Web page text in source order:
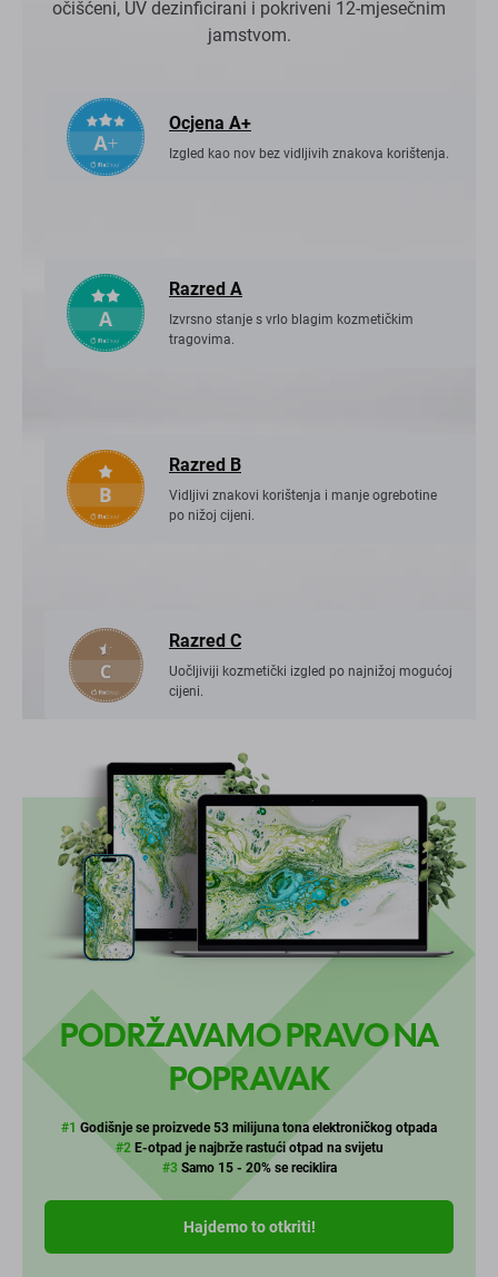
očišćeni, UV dezinficirani i pokriveni 12-mjesečnim
jamstvom.
Ocjena A+
Izgled kao nov bez vidljivih znakova korištenja.
Razred A
Izvrsno stanje s vrlo blagim kozmetičkim
tragovima.
Razred B
Vidljivi znakovi korištenja i manje ogrebotine
po nižoj cijeni.
Razred C
Uočljiviji kozmetički izgled po najnižoj mogućoj
cijeni.
PODRŽAVAMO PRAVO NA
POPRAVAK
#1 Godišnje se proizvede 53 milijuna tona elektroničkog otpada
#2E-otpad je najbrže rastući otpad na svijetu
#3Samo 15 - 20% se reciklira
Hajdemo to otkriti!